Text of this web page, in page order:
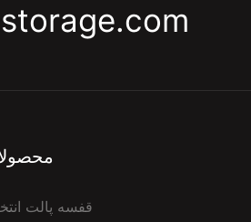
قفسه پالت